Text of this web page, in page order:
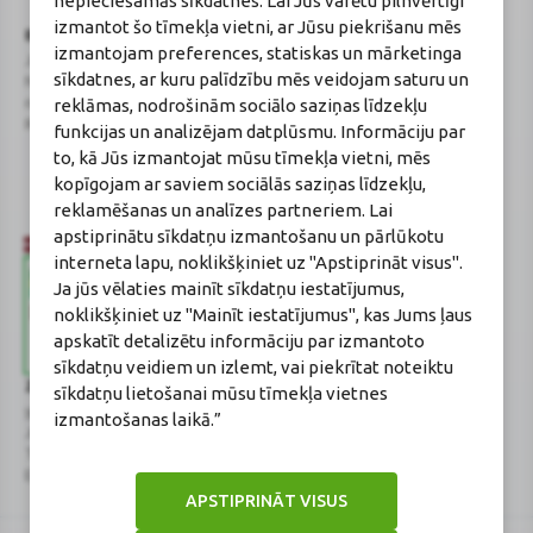
izmantot šo tīmekļa vietni, ar Jūsu piekrišanu mēs
izmantojam preferences, statiskas un mārketinga
sīkdatnes, ar kuru palīdzību mēs veidojam saturu un
reklāmas, nodrošinām sociālo saziņas līdzekļu
funkcijas un analizējam datplūsmu. Informāciju par
to, kā Jūs izmantojat mūsu tīmekļa vietni, mēs
kopīgojam ar saviem sociālās saziņas līdzekļu,
reklamēšanas un analīzes partneriem. Lai
apstiprinātu sīkdatņu izmantošanu un pārlūkotu
interneta lapu, noklikšķiniet uz "Apstiprināt visus".
Ja jūs vēlaties mainīt sīkdatņu iestatījumus,
noklikšķiniet uz "Mainīt iestatījumus", kas Jums ļaus
apskatīt detalizētu informāciju par izmantoto
sīkdatņu veidiem un izlemt, vai piekrītat noteiktu
sīkdatņu lietošanai mūsu tīmekļa vietnes
izmantošanas laikā.”
APSTIPRINĀT VISUS
BENU Aptieka Latvija, SIA
Juridiskā adrese / Faktiskā adrese:
Noliktavu iela 5, Dreiliņi, Stopiņu
novads, LV-2130
Reģistrācijas Nr.: 40003252167
Licence
Licences numurs: A00010
E-aptiekas kontakti
Aptiekas vadītāja:
Sertificēta farmaceite: Jeļena
Gončarova
Reģistrācijas Nr.: F-0834
Sertifikāta Nr.: 215.2025
Zāļu valsts aģentūra
www.zva.gov.lv
E-pasts: info@zva.gov.lv
Veselības inspekcija
E-pasts: vi@vi.gov.lv